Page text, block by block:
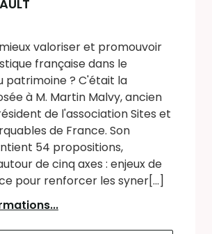
valoriser et promouvoir
française dans le
patrimoine ? C'était la
à M. Martin Malvy, ancien
de l'association Sites et
de France. Son
54 propositions,
de cinq axes : enjeux de
pour renforcer les syner[...]